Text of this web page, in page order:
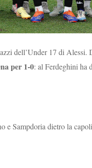
dell’Under 17 di Alessi.
per 1-0: al Ferdeghini ha
e Sampdoria dietro la